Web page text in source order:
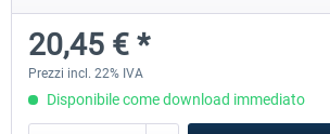
18,40 € *
20,45 € *
Prezzi incl. 22% IVA
Disponibile come download immediato